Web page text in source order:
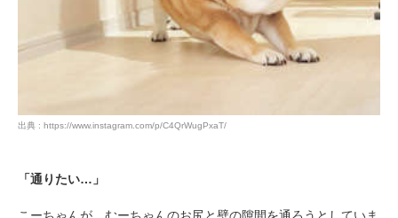
出典 : https://www.instagram.com/p/C4QrWugPxaT/
「通りたい…」
こーちゃんが、むーちゃんのお尻と壁の隙間を通ろうとしていま